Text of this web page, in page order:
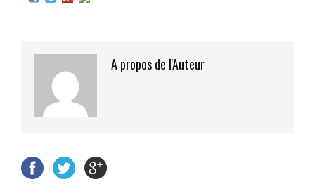
A propos de l'Auteur